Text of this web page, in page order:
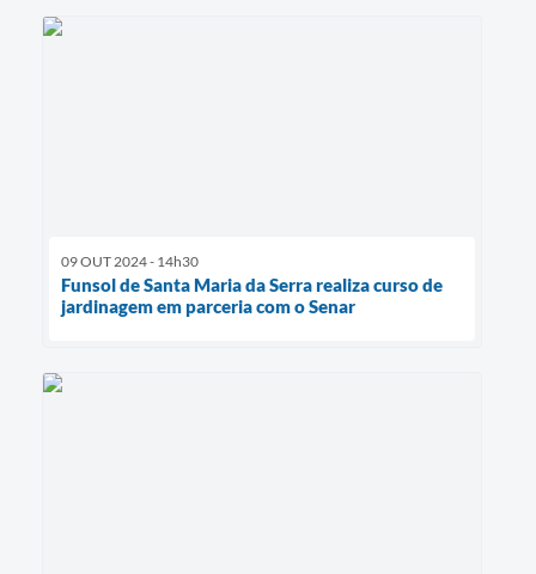
09 OUT 2024 - 14h30
Funsol de Santa Maria da Serra realiza curso de
jardinagem em parceria com o Senar